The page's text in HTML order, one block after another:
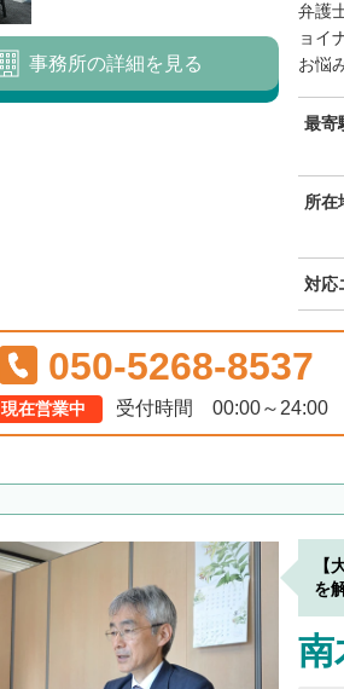
弁護
ョイ
お悩
最寄
所在
対応
事務所の詳細を見る
050-5268-8537
現在営業中 受付時間 00:00～24:00
【
を
南